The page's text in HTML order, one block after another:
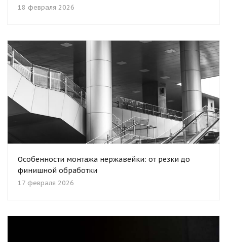
18 февраля 2026
Особенности монтажа нержавейки: от резки до
финишной обработки
17 февраля 2026